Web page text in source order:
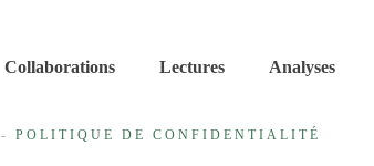
Collaborations Lectures Analyses
- POLITIQUE DE CONFIDENTIALITÉ